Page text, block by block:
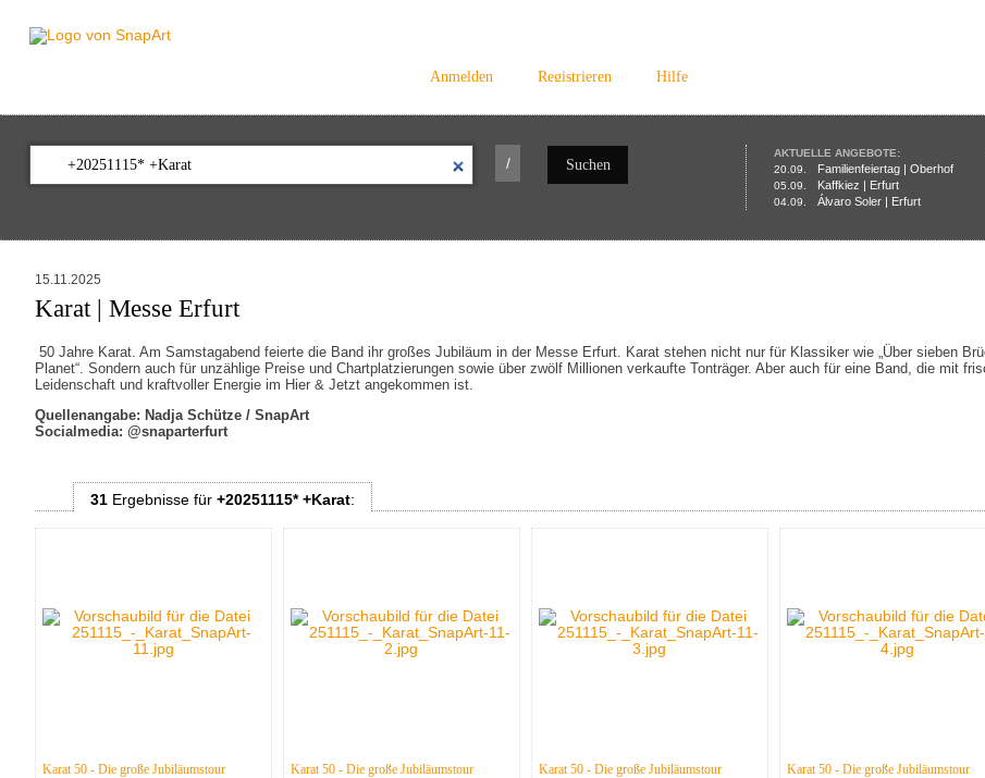
Anmelden Registrieren Hilfe
/ Suchen
AKTUELLE ANGEBOTE:
20.09.
Familienfeiertag | Oberhof
05.09. Kaffkiez | Erfurt
04.09. Álvaro Soler | Erfurt
15.11.2025
Karat | Messe Erfurt
50 Jahre Karat. Am Samstagabend feierte die Band ihr großes Jubiläum in der Messe Erfurt. Karat stehen nicht nur für Klassiker wie „Über sieben
Planet“. Sondern auch für unzählige Preise und Chartplatzierungen sowie über zwölf Millionen verkaufte Tonträger. Aber auch für eine Band, die mit
Leidenschaft und kraftvoller Energie im Hier & Jetzt angekommen ist.
Quellenangabe: Nadja Schütze / SnapArt
Socialmedia: @snaparterfurt
31Ergebnisse für +20251115* +Karat:
Karat 50 - Die große Jubiläumstour Karat 50 - Die große Jubiläumstour Karat 50 - Die große Jubiläumstour Karat 50 - Die große Jubiläumstour